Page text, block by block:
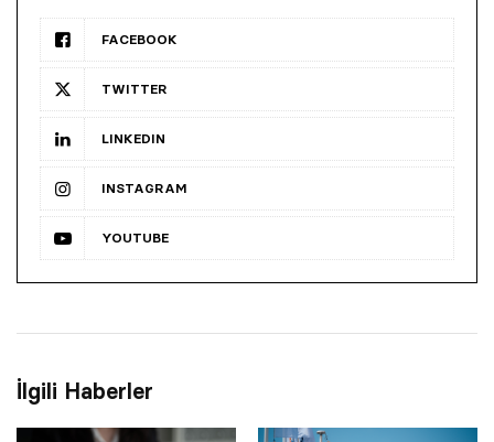
FACEBOOK
TWITTER
LINKEDIN
INSTAGRAM
YOUTUBE
İlgili Haberler